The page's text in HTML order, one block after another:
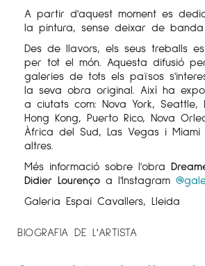
A partir d'aquest moment es
la pintura, sense deixar de
Des de llavors, els seus treballs
per tot el món. Aquesta difusió
galeries de tots els països
la seva obra original. Així ha
a ciutats com: Nova York, Seattle,
Hong Kong, Puerto Rico, Nova
Àfrica del Sud, Las Vegas i Miami
altres.
Més informació sobre l'obra
Didier Lourenço a l'Instagram
Galeria Espai Cavallers, Lleida
BIOGRAFIA DE L'ARTISTA